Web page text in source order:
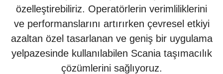
özelleştirebiliriz. Operatörlerin verimliliklerini
ve performanslarını artırırken çevresel etkiyi
azaltan özel tasarlanan ve geniş bir uygulama
yelpazesinde kullanılabilen Scania taşımacılık
çözümlerini sağlıyoruz.